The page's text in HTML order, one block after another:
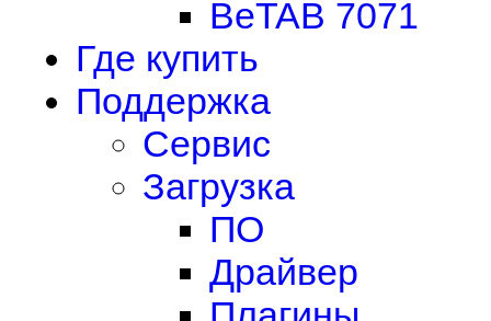
BeTAB 7071
Где купить
Поддержка
Сервис
Загрузка
ПО
Драйвер